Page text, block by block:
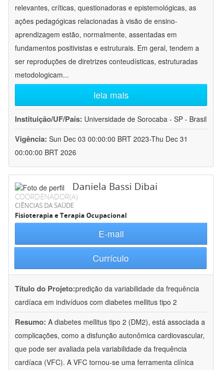
relevantes, críticas, questionadoras e epistemológicas, as
ações pedagógicas relacionadas à visão de ensino-
aprendizagem estão, normalmente, assentadas em
fundamentos positivistas e estruturais. Em geral, tendem a
ser reproduções de diretrizes conteudísticas, estruturadas
metodologicam...
leia mais
Instituição/UF/País: Universidade de Sorocaba - SP - Brasil
Vigência: Sun Dec 03 00:00:00 BRT 2023-Thu Dec 31
00:00:00 BRT 2026
Daniela Bassi Dibai
COORDENADOR(A)
CIÊNCIAS DA SAÚDE
Fisioterapia e Terapia Ocupacional
E-mail
Currículo
Título do Projeto:predição da variabilidade da frequência
cardíaca em indivíduos com diabetes mellitus tipo 2
Resumo: A diabetes mellitus tipo 2 (DM2), está associada a
complicações, como a disfunção autonômica cardiovascular,
que pode ser avaliada pela variabilidade da frequência
cardíaca (VFC). A VFC tornou-se uma ferramenta clínica